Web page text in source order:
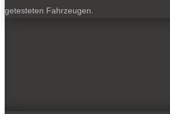
getesteten Fahrzeugen.